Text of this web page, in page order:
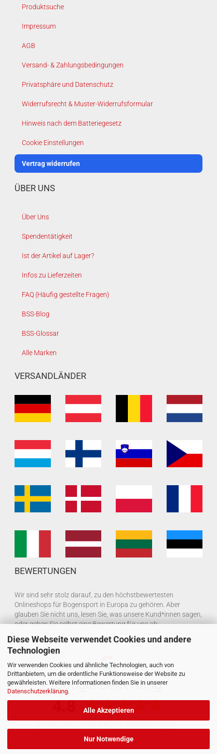
Diese Webseite verwendet Cookies und andere
Technologien
Wir verwenden Cookies und ähnliche Technologien, auch von
Drittanbietern, um die ordentliche Funktionsweise der Website zu
gewährleisten. Weitere Informationen finden Sie in unserer
Datenschutzerklärung.
Alle Akzeptieren
Nur Notwendige
Produktsuche
Impressum
AGB
Versand- & Zahlungsbedingungen
Privatsphäre und Datenschutz
Widerrufsrecht & Muster-Widerrufsformular
Hinweis nach dem Batteriegesetz
Cookie Einstellungen
Vertrag widerrufen
ÜBER UNS
Über Uns
Spendentätigkeit
Ist der Artikel auf Lager?
Infos zu Lieferzeiten
FAQ (Häufig gestellte Fragen)
BSS-Blog
BSS-Glossar
Alle Marken
VERSANDLÄNDER
BEWERTUNGEN
Wir sind sehr stolz darauf, zu den höchstbewertesten
Onlineshops für Bogensport in Europa zu gehören. Aber
glauben Sie nicht uns, lesen Sie, was unsere Kund*innen sagen,
oder geben Sie selbst eine Bewertung für uns ab: